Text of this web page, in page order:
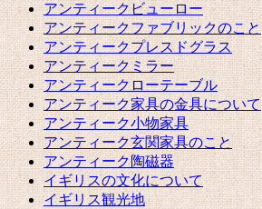
アンティークビューロー
アンティークファブリックのこと
アンティークプレスドグラス
アンティークミラー
アンティークローテーブル
アンティーク家具の金具について
アンティーク小物家具
アンティーク玄関家具のこと
アンティーク陶磁器
イギリスの文化について
イギリス観光地